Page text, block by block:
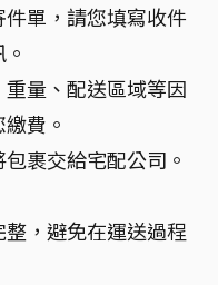
單，請您填寫收件
量、配送區域等因
費。
裹交給宅配公司。
，避免在運送過程